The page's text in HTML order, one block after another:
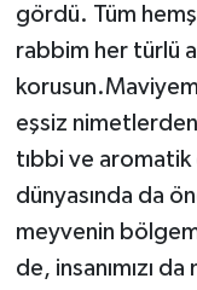
gördü. Tüm
rabbim her türlü
eşsiz nimetlerden
tıbbi ve
dünyasında da
meyvenin
de, insanımızı